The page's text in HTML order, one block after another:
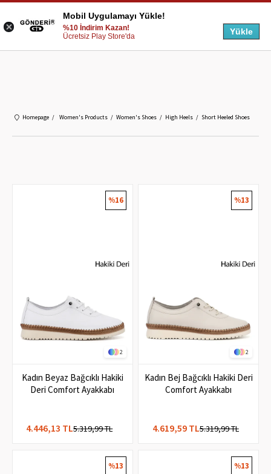
Homepage Women's Products Women's Shoes High Heels Short Heeled Shoes
2
Kadın Beyaz Bağcıklı Hakiki
Deri Comfort Ayakkabı
4.446,13 TL5.319,99 TL
%16
2
Kadın Bej Bağcıklı Hakiki Deri
Comfort Ayakkabı
4.619,59 TL5.319,99 TL
%13
%13 %13
Mobil Uygulamayı Yükle!
%10 İndirim Kazan!
Ücretsiz Play Store'da
Yükle